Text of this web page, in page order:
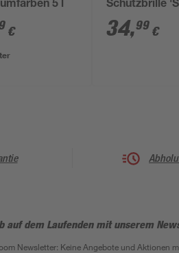
5 l
€
Schutzbrille
250'
+2,50
34,99 €
auf dem Laufenden mit unserem
Newsletter: Keine Angebote und Aktionen